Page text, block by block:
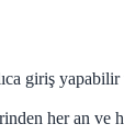
giriş
her an ve